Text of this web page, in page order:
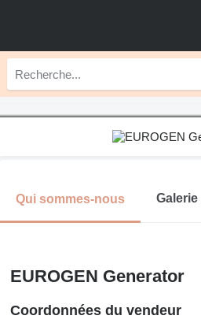
Qui sommes-nous Galerie
EUROGEN Generator
Coordonnées du vendeur